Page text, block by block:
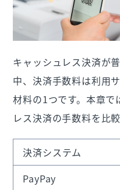
キャッシュレス決済が
中、決済手数料は利用
材料の1つです。本章で
レス決済の手数料を比較
決済システム
PayPay